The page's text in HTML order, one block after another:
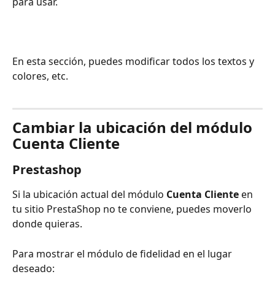
En esta sección, puedes modificar todos los textos y
colores, etc.
Cambiar la ubicación del módulo
Cuenta Cliente
Prestashop
Si la ubicación actual del módulo Cuenta Cliente en
tu sitio PrestaShop no te conviene, puedes moverlo
donde quieras.
Para mostrar el módulo de fidelidad en el lugar
deseado: